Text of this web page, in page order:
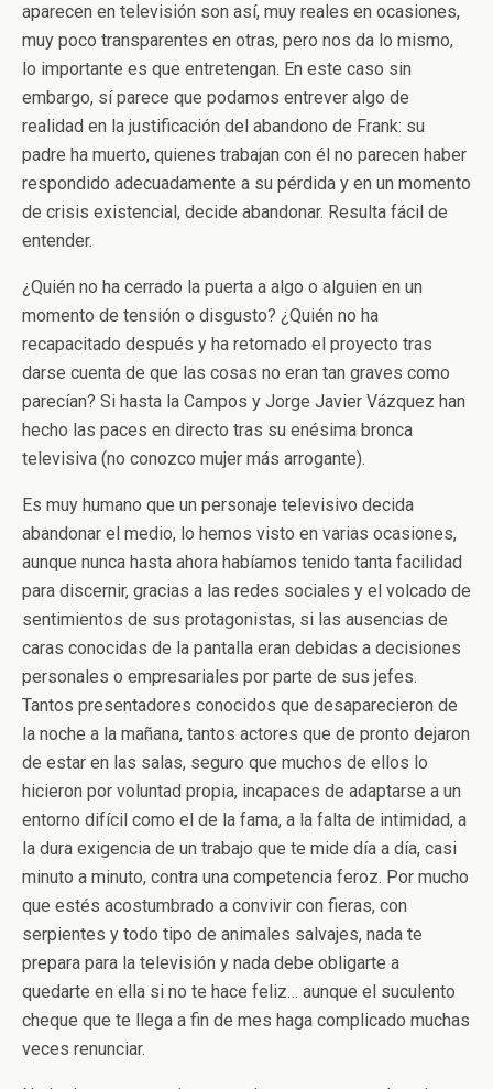
aparecen en televisión son así, muy reales en ocasiones,
muy poco transparentes en otras, pero nos da lo mismo,
lo importante es que entretengan. En este caso sin
embargo, sí parece que podamos entrever algo de
realidad en la justificación del abandono de Frank: su
padre ha muerto, quienes trabajan con él no parecen haber
respondido adecuadamente a su pérdida y en un momento
de crisis existencial, decide abandonar. Resulta fácil de
entender.
¿Quién no ha cerrado la puerta a algo o alguien en un
momento de tensión o disgusto? ¿Quién no ha
recapacitado después y ha retomado el proyecto tras
darse cuenta de que las cosas no eran tan graves como
parecían? Si hasta la Campos y Jorge Javier Vázquez han
hecho las paces en directo tras su enésima bronca
televisiva (no conozco mujer más arrogante).
Es muy humano que un personaje televisivo decida
abandonar el medio, lo hemos visto en varias ocasiones,
aunque nunca hasta ahora habíamos tenido tanta facilidad
para discernir, gracias a las redes sociales y el volcado de
sentimientos de sus protagonistas, si las ausencias de
caras conocidas de la pantalla eran debidas a decisiones
personales o empresariales por parte de sus jefes.
Tantos presentadores conocidos que desaparecieron de
la noche a la mañana, tantos actores que de pronto dejaron
de estar en las salas, seguro que muchos de ellos lo
hicieron por voluntad propia, incapaces de adaptarse a un
entorno difícil como el de la fama, a la falta de intimidad, a
la dura exigencia de un trabajo que te mide día a día, casi
minuto a minuto, contra una competencia feroz. Por mucho
que estés acostumbrado a convivir con fieras, con
serpientes y todo tipo de animales salvajes, nada te
prepara para la televisión y nada debe obligarte a
quedarte en ella si no te hace feliz… aunque el suculento
cheque que te llega a fin de mes haga complicado muchas
veces renunciar.